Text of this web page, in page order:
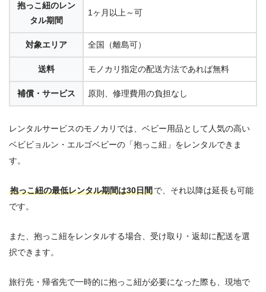
抱っこ紐のレン
タル期間
1ヶ月以上～可
対象エリア 全国 （離島可）
送料 モノカリ指定の配送方法であれば無料
補償・サービス 原則、修理費用の負担なし
レンタルサービスのモノカリでは、ベビー用品として人気の高い
ベビビョルン・エルゴベビーの「抱っこ紐」をレンタルできま
す。
抱っこ紐の最低レンタル期間は30日間で、それ以降は延長も可能
です。
また、抱っこ紐をレンタルする場合、受け取り・返却に配送を選
択できます。
旅行先・帰省先で一時的に抱っこ紐が必要になった際も、現地で